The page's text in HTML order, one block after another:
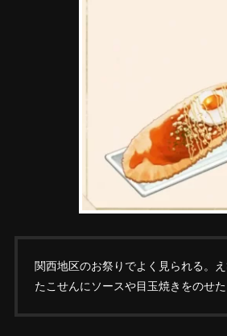
関西地区のお祭りでよく見られる。
たこせんにソースや目玉焼きをのせた